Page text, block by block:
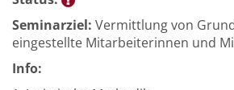
Seminarziel: Vermittlung von
eingestellte Mitarbeiterinnen und
Info: